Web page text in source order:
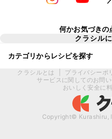
何かお気づきの
クラシル
カテゴリからレシピを探す
クラシルとは プライバシーポ
サービスに関してのお問
おいしく安全に
Copyright© Kurashiru,